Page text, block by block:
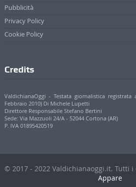
Credits
ValdichianaOggi - Testata giornalistica registrata
Febbraio 2010) Di Michele Lupetti
© 2017 - 2022 Valdichianaoggi.it. Tutti
Appare